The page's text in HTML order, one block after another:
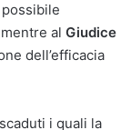
al Giudice
dell’efficacia
i quali la